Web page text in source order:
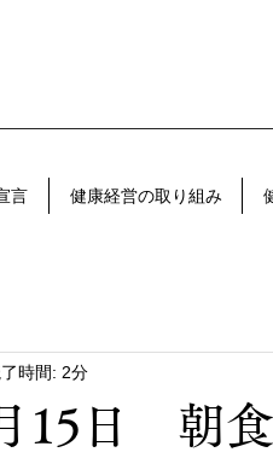
言 健康経営の取り組み
15日 朝
時間: 2分